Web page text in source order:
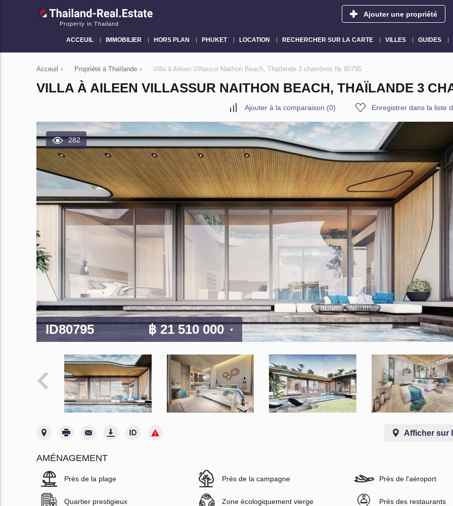
Property in Thailand
Ajouter une propriété
ACCEUIL IMMOBILIER HORS PLAN PHUKET LOCATION RECHERCHER SUR LA CARTE VILLES GUIDES
Acceuil › Propriété à Thaïlande › Villa à Aileen Villassur Naithon Beach, Thaïlande 3 chambres № 80795
VILLA À AILEEN VILLASSUR NAITHON BEACH, THAÏLANDE 3
Ajouter à la comparaison (0) Enregistrer dans la liste
282
ID80795 ฿ 21 510 000
Afficher sur
AMÉNAGEMENT
Près de la plage Près de la campagne Près de l'aéroport
Quartier prestigieux Zone écologiquement vierge Près des restaurants